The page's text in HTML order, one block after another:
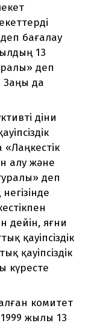
бағалау
13
деп
Заңы да
діни
алу және
деп
дейін, яғни
қауіпсіздік
қауіпсіздік
күресте
комитет
жылы 13